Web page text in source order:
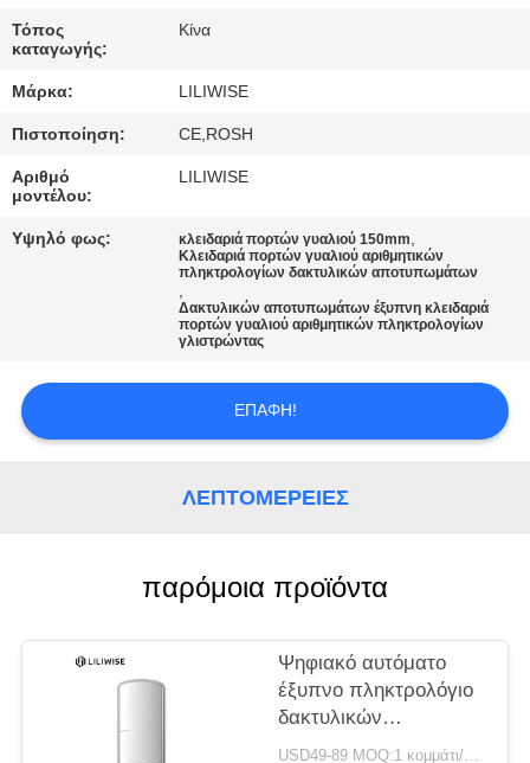
ΣΕ
ΕΠΑΦΉ
ΜΕ
ΕΙΔΉΣΕΙΣ
ΠΟΛΙΤΙΚΉ
Τόπος
καταγωγής:
Κίνα
Μάρκα: LILIWISE
Πιστοποίηση: CE,ROSH
Αριθμό
μοντέλου:
LILIWISE
Υψηλό φως: κλειδαριά πορτών γυαλιού 150mm,
Κλειδαριά πορτών γυαλιού αριθμητικών
πληκτρολογίων δακτυλικών αποτυπωμάτων
,
Δακτυλικών αποτυπωμάτων έξυπνη κλειδαριά
πορτών γυαλιού αριθμητικών πληκτρολογίων
γλιστρώντας
ΕΠΑΦΉ!
ΛΕΠΤΟΜΈΡΕΙΕΣ
παρόμοια προϊόντα
Ψηφιακό αυτόματο
έξυπνο πληκτρολόγιο
δακτυλικών
αποτυπωμάτων
USD49-89 MOQ:1 κομμάτι/κομμάτια